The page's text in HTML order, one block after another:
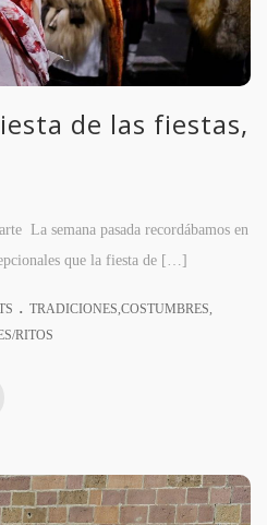
de las fiestas,
La semana pasada recordábamos en
que la fiesta de […]
. TRADICIONES,COSTUMBRES,
RITOS